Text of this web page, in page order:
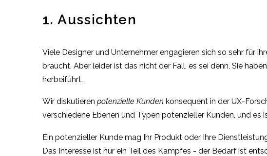
1. Aussichten
Viele Designer und Unternehmer engagieren sich so sehr für
braucht. Aber leider ist das nicht der Fall, es sei denn, Sie
herbeiführt.
Wir diskutieren potenzielle Kunden konsequent in der UX-
verschiedene Ebenen und Typen potenzieller Kunden, und es
Ein potenzieller Kunde mag Ihr Produkt oder Ihre
Das Interesse ist nur ein Teil des Kampfes - der Bedarf ist